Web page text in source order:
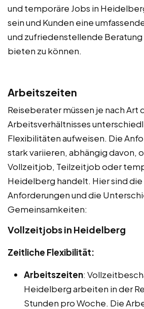
und temporäre Jobs in
sein und Kunden eine
und zufriedenstellende Beratung
bieten zu können.
Arbeitszeiten
Reiseberater müssen je nach Art
Arbeitsverhältnisses
Flexibilitäten aufweisen. Die
stark variieren, abhängig davon,
Vollzeitjob, Teilzeitjob oder
Heidelberg handelt. Hier sind
Anforderungen und die
Gemeinsamkeiten:
Vollzeitjobs in Heidelberg
Zeitliche Flexibilität:
Arbeitszeiten:
Heidelberg arbeiten in der
Stunden pro Woche. Die